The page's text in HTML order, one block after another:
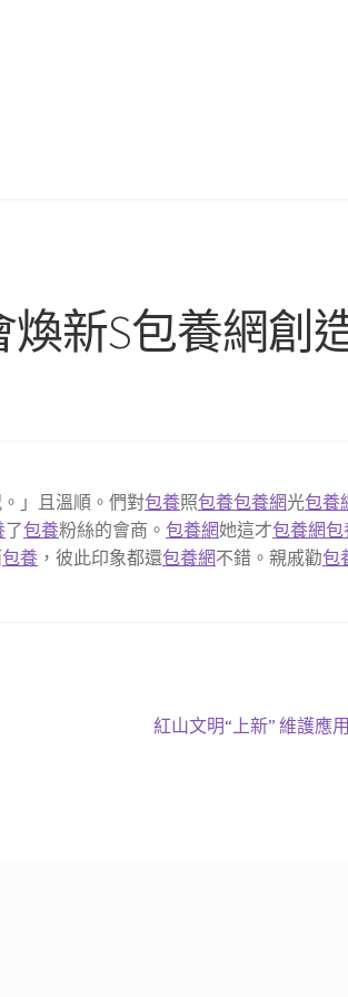
煥新S包養網創
」且溫順。們對包養照包養包養網光包養
了包養粉絲的會商。包養網她這才包養網包
包養 ，彼此印象都還包養網不錯。親戚勸包
下
紅山文明“上新” 維護應